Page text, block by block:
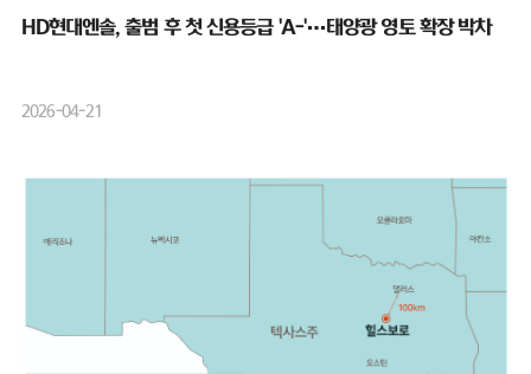
HD현대엔솔, 출범 후 첫 신용등급 'A-'…태양광 영토 확장 박차
2026-04-21